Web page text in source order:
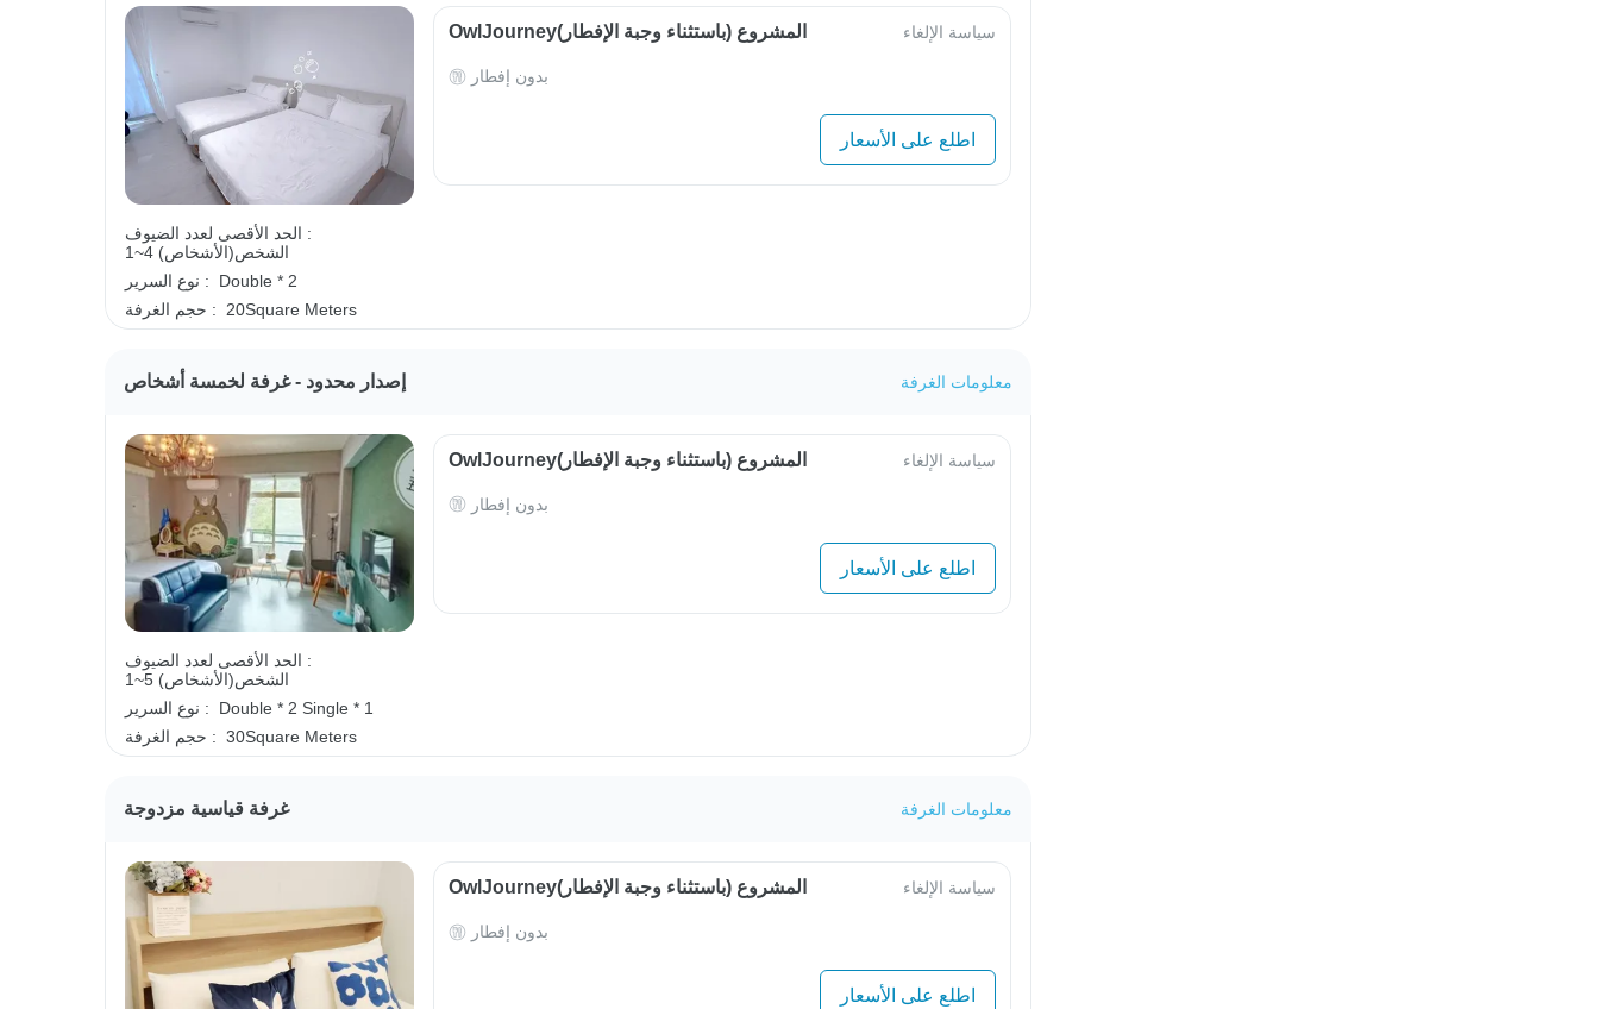
الحد الأقصى لعدد الضيوف :
1~4 الشخص(الأشخاص)
نوع السرير :
Double * 2
حجم الغرفة :
20Square Meters
OwlJourneyالمشروع (باستثناء وجبة الإفطار) سياسة الإلغاء
بدون إفطار
اطلع على الأسعار
إصدار محدود - غرفة لخمسة أشخاص معلومات الغرفة
الحد الأقصى لعدد الضيوف :
1~5 الشخص(الأشخاص)
نوع السرير :
Double * 2 Single * 1
حجم الغرفة : 30Square Meters
OwlJourneyالمشروع (باستثناء وجبة الإفطار) سياسة الإلغاء
بدون إفطار
اطلع على الأسعار
غرفة قياسية مزدوجة معلومات الغرفة
OwlJourneyالمشروع (باستثناء وجبة الإفطار) سياسة الإلغاء
بدون إفطار
اطلع على الأسعار